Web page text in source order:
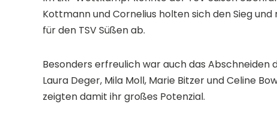
Kottmann und Cornelius holten sich den Sieg
für den TSV Süßen ab.
Besonders erfreulich war auch das Abschneiden
Laura Deger, Mila Moll, Marie Bitzer und Celine
zeigten damit ihr großes Potenzial.